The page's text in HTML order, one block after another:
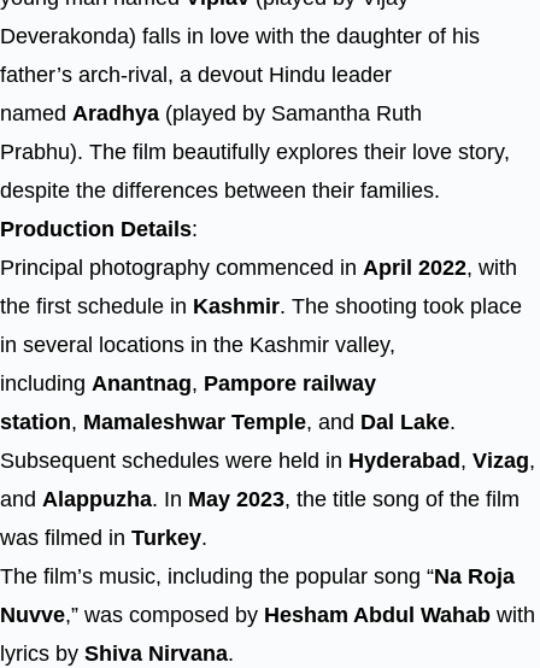
Deverakonda) falls in love with the daughter of his
father’s arch-rival, a devout Hindu leader
named Aradhya (played by Samantha Ruth
Prabhu). The film beautifully explores their love story,
despite the differences between their families.
Production Details:
Principal photography commenced in April 2022, with
the first schedule in Kashmir. The shooting took place
in several locations in the Kashmir valley,
including Anantnag, Pampore railway
station, Mamaleshwar Temple, and Dal Lake.
Subsequent schedules were held in Hyderabad , Vizag,
and Alappuzha. In May 2023, the title song of the film
was filmed in Turkey.
The film’s music, including the popular song “Na Roja
Nuvve,” was composed by Hesham Abdul Wahab with
lyrics by Shiva Nirvana.